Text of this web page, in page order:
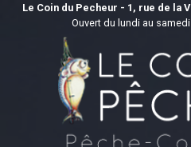
Le Coin du Pecheur - 1, rue de la
Ouvert du lundi au